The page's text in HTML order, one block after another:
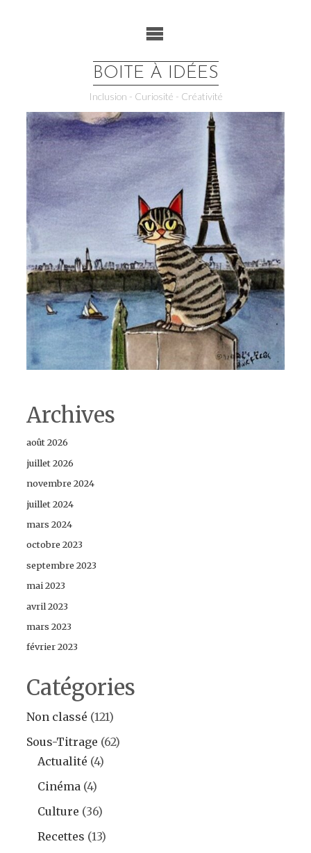
BOITE À IDÉES
Inclusion - Curiosité - Créativité
Archives
août 2026
juillet 2026
novembre 2024
juillet 2024
mars 2024
octobre 2023
septembre 2023
mai 2023
avril 2023
mars 2023
février 2023
Catégories
Non classé (121)
Sous-Titrage (62)
Actualité (4)
Cinéma (4)
Culture (36)
Recettes (13)